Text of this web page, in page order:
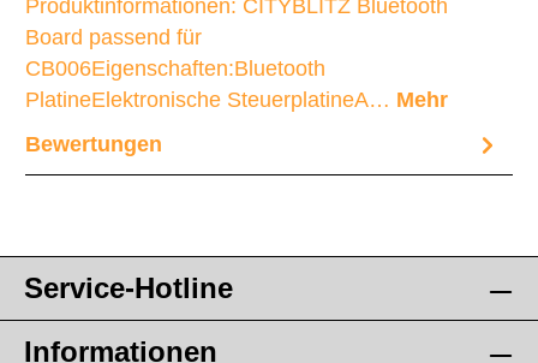
Produktinformationen: CITYBLITZ Bluetooth
Board passend für
CB006Eigenschaften:Bluetooth
PlatineElektronische SteuerplatineA… Mehr
Bewertungen
Service-Hotline
Informationen